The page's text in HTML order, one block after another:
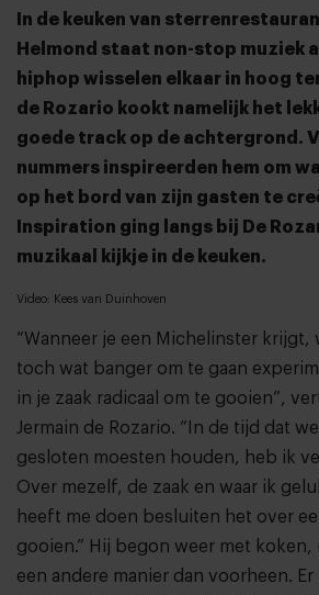
In de keuken van
Helmond staat non-stop muziek
hiphop wisselen elkaar in hoog
de Rozario kookt namelijk het
goede track op de achtergrond.
nummers inspireerden hem om
op het bord van zijn gasten te
Inspiration ging langs bij De
muzikaal kijkje in de keuken.
Video: Kees van Duinhoven
“Wanneer je een Michelinster krijgt,
toch wat banger om te gaan
in je zaak radicaal om te gooien”,
Jermain de Rozario. “In de tijd dat
gesloten moesten houden, heb ik
Over mezelf, de zaak en waar ik
heeft me doen besluiten het over
gooien.” Hij begon weer met koken,
een andere manier dan voorheen. Er